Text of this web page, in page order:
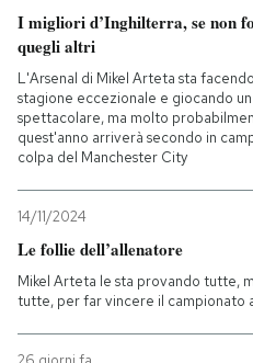
I migliori d’Inghilterra, se non
quegli altri
L'Arsenal di Mikel Arteta sta
stagione eccezionale e giocando
spettacolare, ma molto
quest'anno arriverà secondo in
colpa del Manchester City
14/11/2024
Le follie dell’allenatore
Mikel Arteta le sta provando tutte,
tutte, per far vincere il campionato